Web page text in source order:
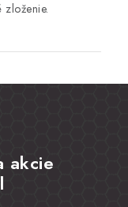
zloženie.
akcie